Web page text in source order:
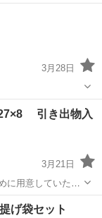
3月28日
用品 ポチ袋
引き出物入
3月21日
に用意していたた
大きさのイメージ
用品 結婚式
げ袋セット